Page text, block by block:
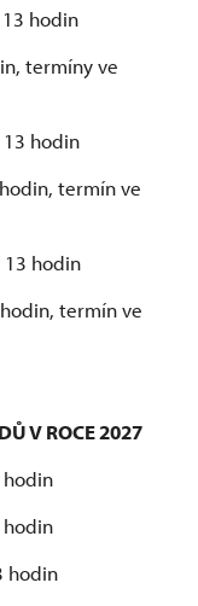
hodin
ve
hodin
termín ve
hodin
termín ve
V ROCE 2027